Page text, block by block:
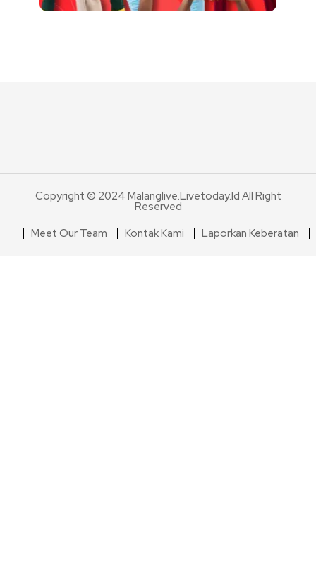
Copyright © 2024 Malanglive.livetoday.id All Right
Reserved
Meet Our Team
Kontak Kami Laporkan Keberatan